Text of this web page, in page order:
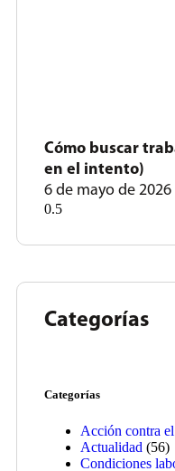
Cómo buscar
en el intento)
6 de mayo de 2026
Categorías
Categorías
Acción contra
Actualidad (56)
Condiciones